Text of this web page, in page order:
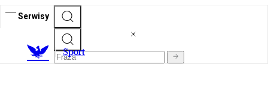
Serwisy
Sport